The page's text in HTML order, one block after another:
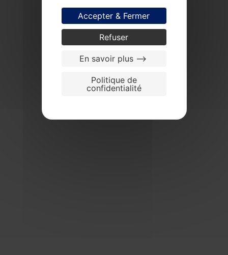
Accepter & Fermer
Refuser
En savoir plus -->
Politique de
confidentialité